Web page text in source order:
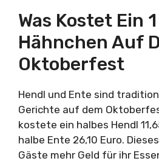
Was Kostet Ein
Hähnchen Auf
Oktoberfest
Hendl und Ente sind
Gerichte auf dem
kostete ein halbes Hendl
halbe Ente 26,10 Euro.
Gäste mehr Geld für ihr